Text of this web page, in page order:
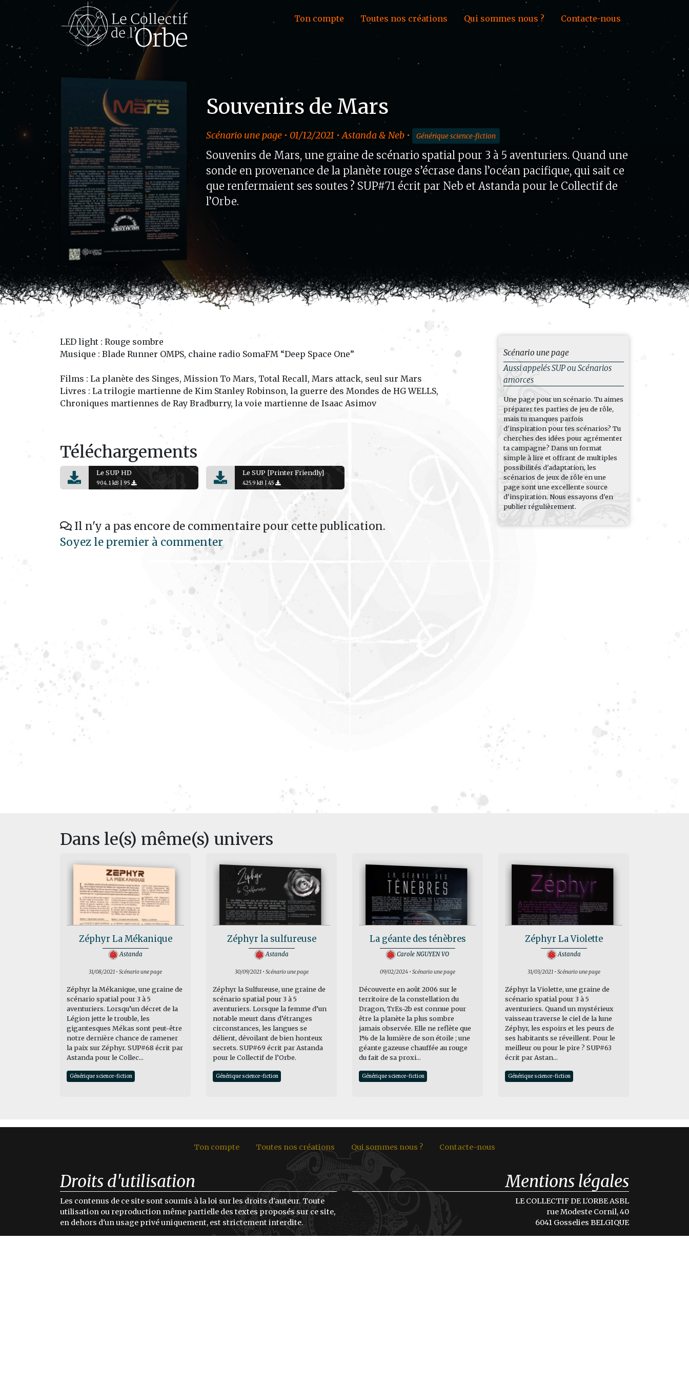
Ton compte Toutes nos créations Qui sommes nous ? Contacte-nous
Souvenirs de Mars
Scénario une page • 01/12/2021 • Astanda & Neb • Générique science-fiction
Souvenirs de Mars, une graine de scénario spatial pour 3 à 5 aventuriers. Quand une
sonde en provenance de la planète rouge s’écrase dans l’océan pacifique, qui sait ce
que renfermaient ses soutes ? SUP#71 écrit par Neb et Astanda pour le Collectif de
l’Orbe.
LED light : Rouge sombre
Musique : Blade Runner OMPS, chaine radio SomaFM “Deep Space One”
Films : La planète des Singes, Mission To Mars, Total Recall, Mars attack, seul sur Mars
Livres : La trilogie martienne de Kim Stanley Robinson, la guerre des Mondes de HG WELLS,
Chroniques martiennes de Ray Bradburry, la voie martienne de Isaac Asimov
Téléchargements
Le SUP HD
904.1 kB |95
Le SUP [Printer Friendly]
425.9 kB |45
Il n'y a pas encore de commentaire pour cette publication.
Soyez le premier à commenter
Scénario une page
Aussi appelés SUP ou Scénarios
amorces
Une page pour un scénario. Tu aimes
préparer tes parties de jeu de rôle,
mais tu manques parfois
d'inspiration pour tes scénarios? Tu
cherches des idées pour agrémenter
ta campagne? Dans un format
simple à lire et offrant de multiples
possibilités d'adaptation, les
scénarios de jeux de rôle en une
page sont une excellente source
d'inspiration. Nous essayons d'en
publier régulièrement.
Dans le(s) même(s) univers
Zéphyr La Mékanique
Astanda
31/08/2021 • Scénario une page
Zéphyr la Mékanique, une graine de
scénario spatial pour 3 à 5
aventuriers. Lorsqu’un décret de la
Légion jette le trouble, les
gigantesques Mékas sont peut-être
notre dernière chance de ramener
la paix sur Zéphyr. SUP#68 écrit par
Astanda pour le Collec...
Générique science-fiction
Zéphyr la sulfureuse
Astanda
30/09/2021 • Scénario une page
Zéphyr la Sulfureuse, une graine de
scénario spatial pour 3 à 5
aventuriers. Lorsque la femme d’un
notable meurt dans d’étranges
circonstances, les langues se
délient, dévoilant de bien honteux
secrets. SUP#69 écrit par Astanda
pour le Collectif de l’Orbe.
Générique science-fiction
La géante des ténèbres
Carole NGUYEN VO
09/02/2024 • Scénario une page
Découverte en août 2006 sur le
territoire de la constellation du
Dragon, TrEs-2b est connue pour
être la planète la plus sombre
jamais observée. Elle ne reflète que
1% de la lumière de son étoile ; une
géante gazeuse chauffée au rouge
du fait de sa proxi...
Générique science-fiction
Zéphyr La Violette
Astanda
31/03/2021 • Scénario une page
Zéphyr la Violette, une graine de
scénario spatial pour 3 à 5
aventuriers. Quand un mystérieux
vaisseau traverse le ciel de la lune
Zéphyr, les espoirs et les peurs de
ses habitants se réveillent. Pour le
meilleur ou pour le pire ? SUP#63
écrit par Astan...
Générique science-fiction
Ton compte Toutes nos créations Qui sommes nous ? Contacte-nous
Droits d'utilisation
Les contenus de ce site sont soumis à la loi sur les droits d'auteur. Toute
utilisation ou reproduction même partielle des textes proposés sur ce site,
en dehors d'un usage privé uniquement, est strictement interdite.
Mentions légales
LE COLLECTIF DE L'ORBE ASBL
rue Modeste Cornil, 40
6041 Gosselies BELGIQUE